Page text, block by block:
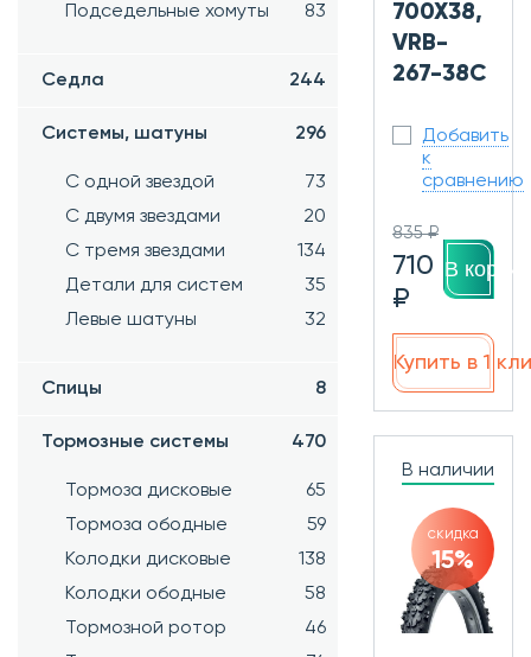
Подседельные хомуты
83
Седла 244
Системы, шатуны 296
С одной звездой
73
С двумя звездами
20
С тремя звездами
134
Детали для систем
35
Левые шатуны
32
Спицы 8
Тормозные системы 470
Тормоза дисковые
65
Тормоза ободные
59
Колодки дисковые
138
Колодки ободные
58
Тормозной ротор
46
700X38,
VRB-
267-38C
Добавить
к
сравнению
835 ₽
710
₽
В
Купить в 1
В наличии
скидка
15%